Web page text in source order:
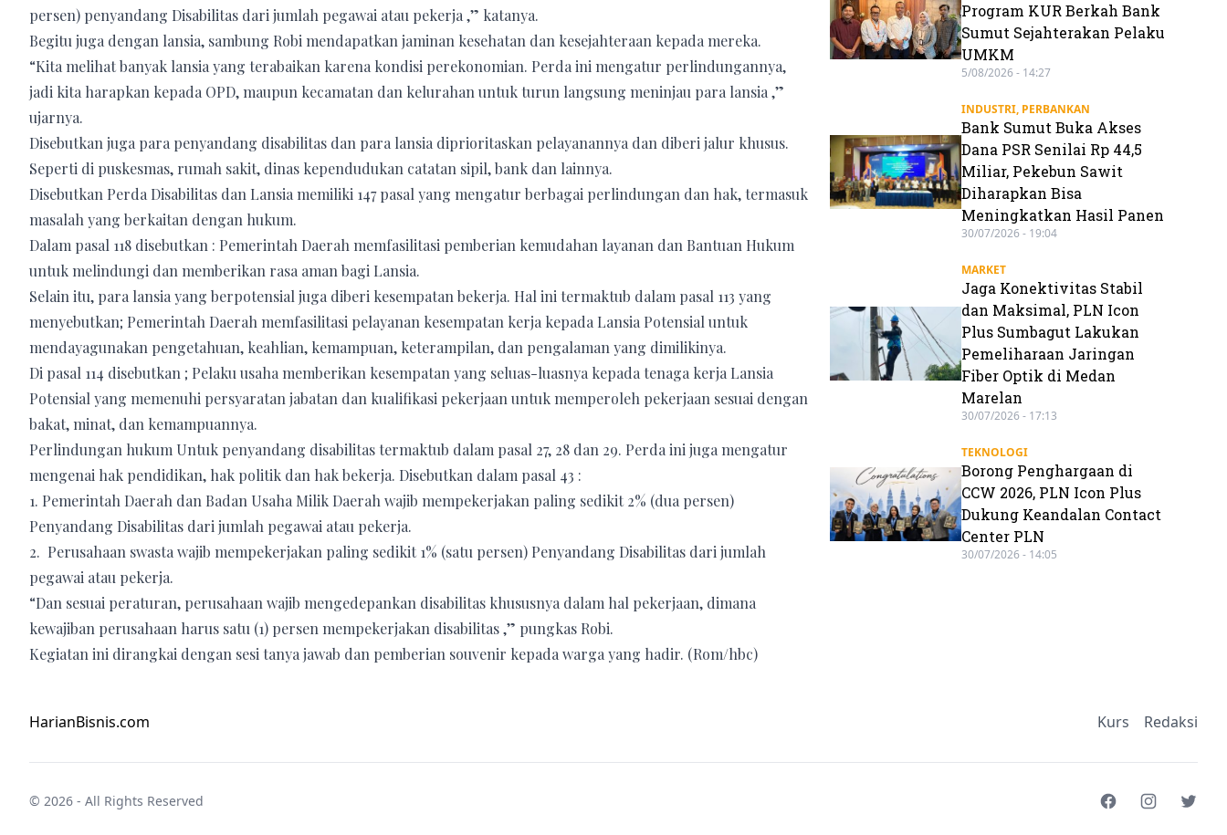
persen) penyandang Disabilitas dari jumlah pegawai atau pekerja ,” katanya.
Begitu juga dengan lansia, sambung Robi mendapatkan jaminan kesehatan dan kesejahteraan kepada mereka.
“Kita melihat banyak lansia yang terabaikan karena kondisi perekonomian. Perda ini mengatur perlindungannya,
jadi kita harapkan kepada OPD, maupun kecamatan dan kelurahan untuk turun langsung meninjau para lansia ,”
ujarnya.
Disebutkan juga para penyandang disabilitas dan para lansia diprioritaskan pelayanannya dan diberi jalur khusus.
Seperti di puskesmas, rumah sakit, dinas kependudukan catatan sipil, bank dan lainnya.
Disebutkan Perda Disabilitas dan Lansia memiliki 147 pasal yang mengatur berbagai perlindungan dan hak, termasuk
masalah yang berkaitan dengan hukum.
Dalam pasal 118 disebutkan : Pemerintah Daerah memfasilitasi pemberian kemudahan layanan dan Bantuan Hukum
untuk melindungi dan memberikan rasa aman bagi Lansia.
Selain itu, para lansia yang berpotensial juga diberi kesempatan bekerja. Hal ini termaktub dalam pasal 113 yang
menyebutkan; Pemerintah Daerah memfasilitasi pelayanan kesempatan kerja kepada Lansia Potensial untuk
mendayagunakan pengetahuan, keahlian, kemampuan, keterampilan, dan pengalaman yang dimilikinya.
Di pasal 114 disebutkan ; Pelaku usaha memberikan kesempatan yang seluas-luasnya kepada tenaga kerja Lansia
Potensial yang memenuhi persyaratan jabatan dan kualifikasi pekerjaan untuk memperoleh pekerjaan sesuai dengan
bakat, minat, dan kemampuannya.
Perlindungan hukum Untuk penyandang disabilitas termaktub dalam pasal 27, 28 dan 29. Perda ini juga mengatur
mengenai hak pendidikan, hak politik dan hak bekerja. Disebutkan dalam pasal 43 :
1. Pemerintah Daerah dan Badan Usaha Milik Daerah wajib mempekerjakan paling sedikit 2% (dua persen)
Penyandang Disabilitas dari jumlah pegawai atau pekerja.
2. Perusahaan swasta wajib mempekerjakan paling sedikit 1% (satu persen) Penyandang Disabilitas dari jumlah
pegawai atau pekerja.
“Dan sesuai peraturan, perusahaan wajib mengedepankan disabilitas khususnya dalam hal pekerjaan, dimana
kewajiban perusahaan harus satu (1) persen mempekerjakan disabilitas ,” pungkas Robi.
Kegiatan ini dirangkai dengan sesi tanya jawab dan pemberian souvenir kepada warga yang hadir. (Rom/hbc)
Program KUR Berkah Bank
Sumut Sejahterakan Pelaku
UMKM
5/08/2026 - 14:27
INDUSTRI, PERBANKAN
Bank Sumut Buka Akses
Dana PSR Senilai Rp 44,5
Miliar, Pekebun Sawit
Diharapkan Bisa
Meningkatkan Hasil Panen
30/07/2026 - 19:04
MARKET
Jaga Konektivitas Stabil
dan Maksimal, PLN Icon
Plus Sumbagut Lakukan
Pemeliharaan Jaringan
Fiber Optik di Medan
Marelan
30/07/2026 - 17:13
TEKNOLOGI
Borong Penghargaan di
CCW 2026, PLN Icon Plus
Dukung Keandalan Contact
Center PLN
30/07/2026 - 14:05
HarianBisnis.com Kurs Redaksi
© 2026 - All Rights Reserved